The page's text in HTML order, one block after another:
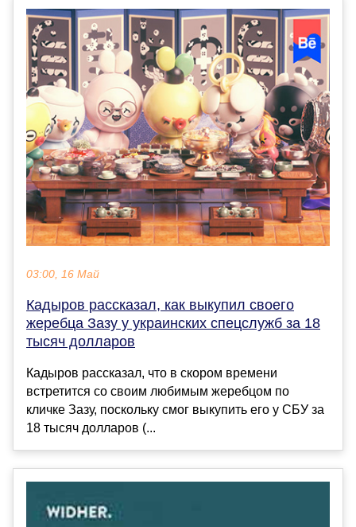
03:00, 16 Май
Кадыров рассказал, как выкупил своего
жеребца Зазу у украинских спецслужб за 18
тысяч долларов
Кадыров рассказал, что в скором времени
встретится со своим любимым жеребцом по
кличке Зазу, поскольку смог выкупить его у СБУ за
18 тысяч долларов (...